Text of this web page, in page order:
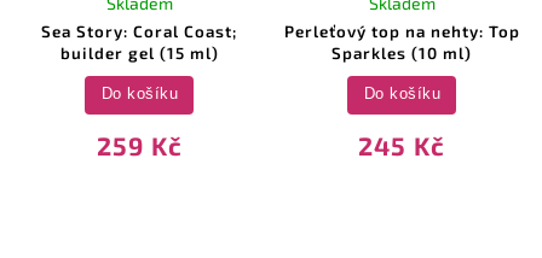
Sea Story: Coral Coast;
builder gel (15 ml)
259 Kč
Do košíku
Perleťový top na nehty: Top
Sparkles (10 ml)
245 Kč
Do košíku